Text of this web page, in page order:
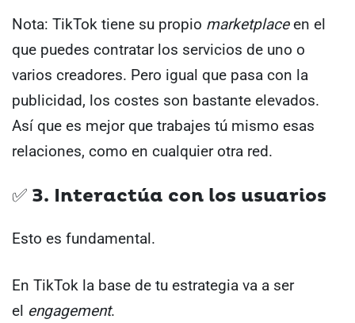
Nota: TikTok tiene su propio marketplaceen el
que puedes contratar los servicios de uno o
varios creadores. Pero igual que pasa con la
publicidad, los costes son bastante elevados.
Así que es mejor que trabajes tú mismo esas
relaciones, como en cualquier otra red.
✅ 3. Interactúa con los usuarios
Esto es fundamental.
En TikTok la base de tu estrategia va a ser
el engagement.